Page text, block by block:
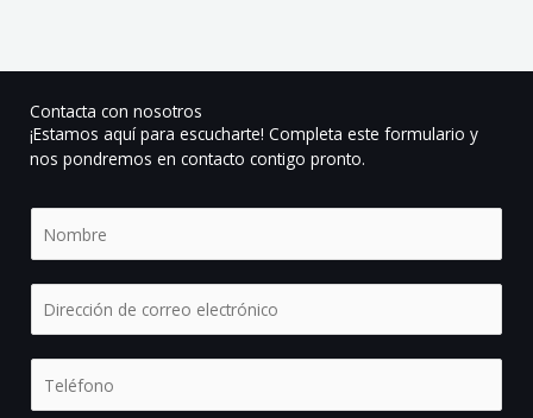
Contacta con nosotros
¡Estamos aquí para escucharte! Completa este formulario y
nos pondremos en contacto contigo pronto.